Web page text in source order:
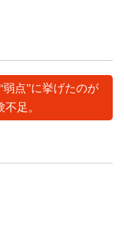
点”に挙げたのが
足。